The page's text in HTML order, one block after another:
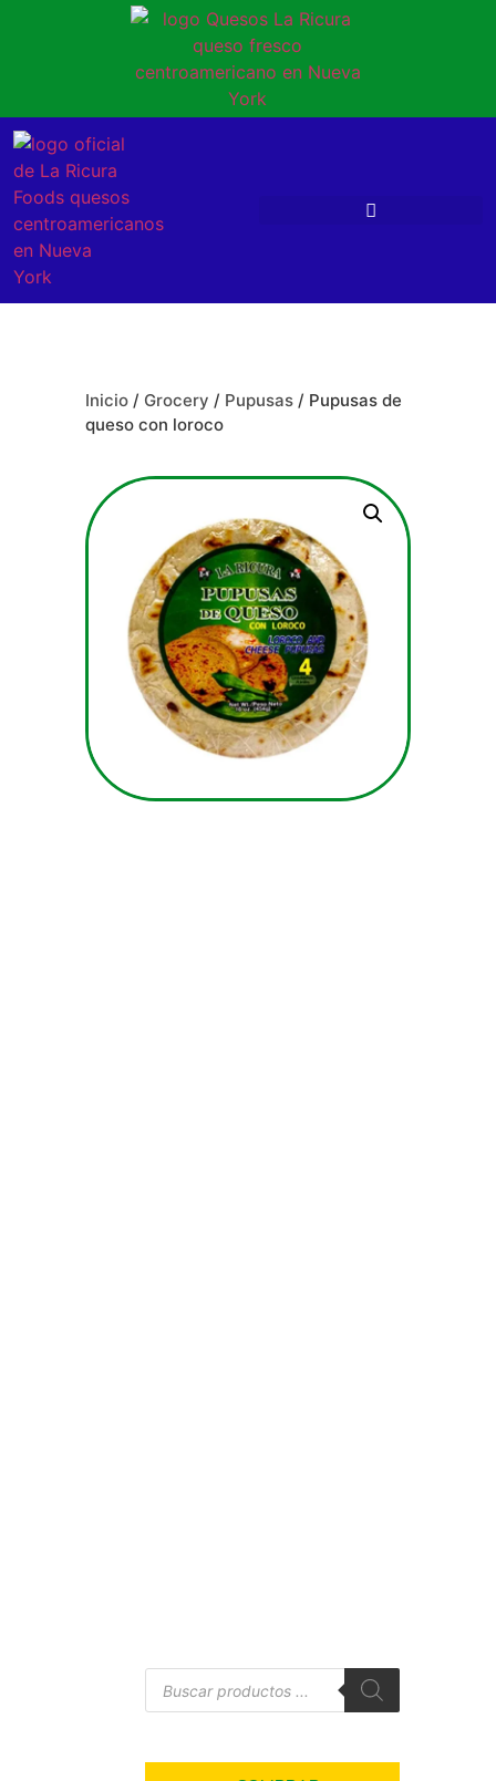
Inicio / Grocery / Pupusas / Pupusas de
queso con loroco